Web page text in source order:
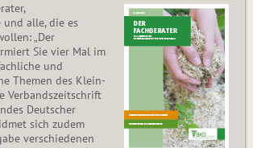
und alle, die es
„Der
Sie vier Mal im
und
Themen des Klein­
Ver­bands­zeit­schrift
Deutscher
sich zudem
verschiedenen